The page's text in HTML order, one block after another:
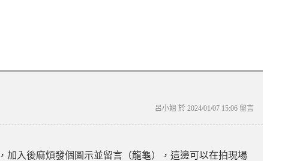
呂小姐 於 2024/01/07 15:06 留言
加入後麻煩發個圖示並留言（龍龜），這邊可以在拍現場